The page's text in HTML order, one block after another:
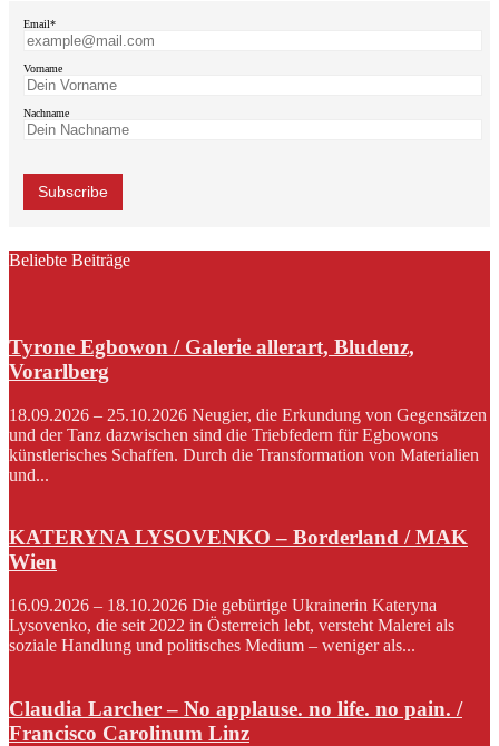
Email*
Vorname
Nachname
Beliebte Beiträge
Tyrone Egbowon / Galerie allerart, Bludenz,
Vorarlberg
18.09.2026 – 25.10.2026 Neugier, die Erkundung von Gegensätzen
und der Tanz dazwischen sind die Triebfedern für Egbowons
künstlerisches Schaffen. Durch die Transformation von Materialien
und...
KATERYNA LYSOVENKO – Borderland / MAK
Wien
16.09.2026 – 18.10.2026 Die gebürtige Ukrainerin Kateryna
Lysovenko, die seit 2022 in Österreich lebt, versteht Malerei als
soziale Handlung und politisches Medium – weniger als...
Claudia Larcher – No applause. no life. no pain. /
Francisco Carolinum Linz